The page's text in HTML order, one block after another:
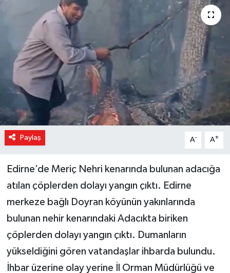
Paylaş A- A+
Edirne’de Meriç Nehri kenarında bulunan adacığa
atılan çöplerden dolayı yangın çıktı. Edirne
merkeze bağlı Doyran köyünün yakınlarında
bulunan nehir kenarındaki Adacıkta biriken
çöplerden dolayı yangın çıktı. Dumanların
yükseldiğini gören vatandaşlar ihbarda bulundu.
İhbar üzerine olay yerine İl Orman Müdürlüğü ve
Gündem
Magazin
Özel Haber
Sağlık
Siyaset
Son Dakika
Spor
Haber Arşivi